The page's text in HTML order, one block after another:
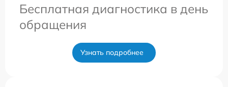
Бесплатная диагностика в день
обращения
Узнать подробнее